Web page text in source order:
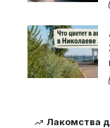
Лакомства